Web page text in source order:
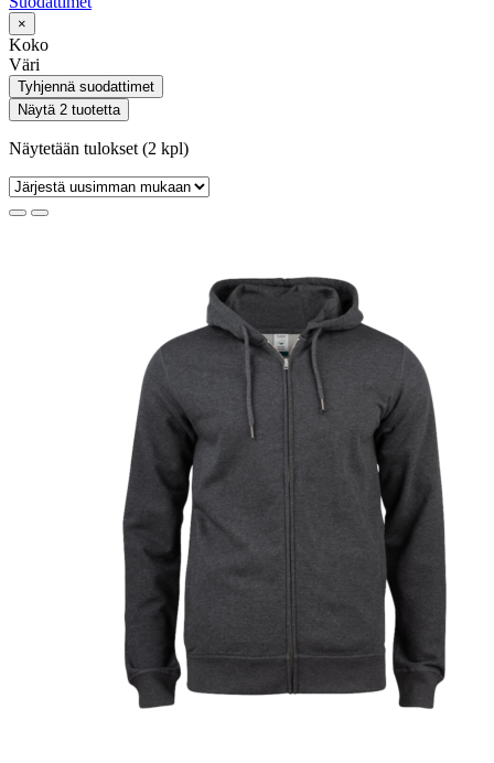
×
Koko
Väri
Tyhjennä suodattimet
Näytä 2 tuotetta
Näytetään tulokset (2 kpl)